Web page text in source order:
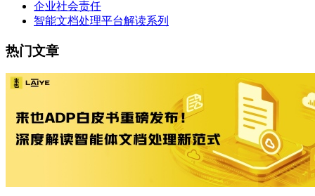
企业社会责任
智能文档处理平台解读系列
热门文章